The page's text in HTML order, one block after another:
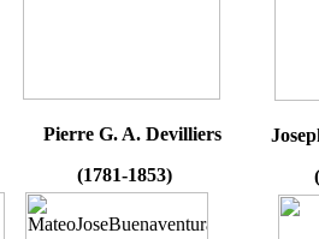
Pierre G. A. Devilliers
(1781-1853)